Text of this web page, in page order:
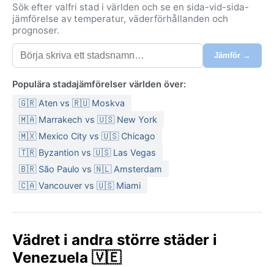
Sök efter valfri stad i världen och se en sida-vid-sida-
jämförelse av temperatur, väderförhållanden och
prognoser.
Jämför →
Populära stadajämförelser världen över:
🇬🇷 Aten vs 🇷🇺 Moskva
🇲🇦 Marrakech vs 🇺🇸 New York
🇲🇽 Mexico City vs 🇺🇸 Chicago
🇹🇷 Byzantion vs 🇺🇸 Las Vegas
🇧🇷 São Paulo vs 🇳🇱 Amsterdam
🇨🇦 Vancouver vs 🇺🇸 Miami
Vädret i andra större städer i
Venezuela 🇻🇪